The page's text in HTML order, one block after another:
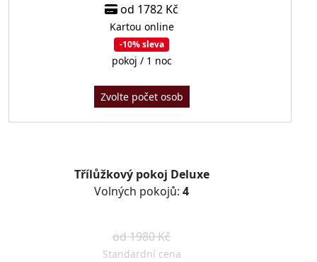
od 1782 Kč
Kartou online
-10% sleva
pokoj / 1 noc
Zvolte počet osob
Třílůžkový pokoj Deluxe
Volných pokojů: 4
od 1980 Kč
Standardní cena